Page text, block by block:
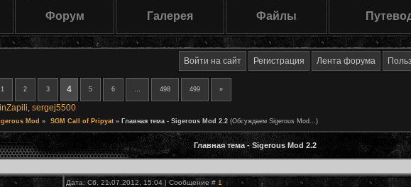
Форум Галерея Файлы
Войти на сайт Регистрация Лента форума
1 2 3 4 5 6 … 498 499 »
, sergej5500
Mod » SGM Call of Pripyat » Главная тема - Sigerous Mod 2.2 (Обсуждаем Sigerous Mod...)
Главная тема - Sigerous Mod 2.2
Дата: Сб, 21.07.2012, 15:04 | Сообщение # 1